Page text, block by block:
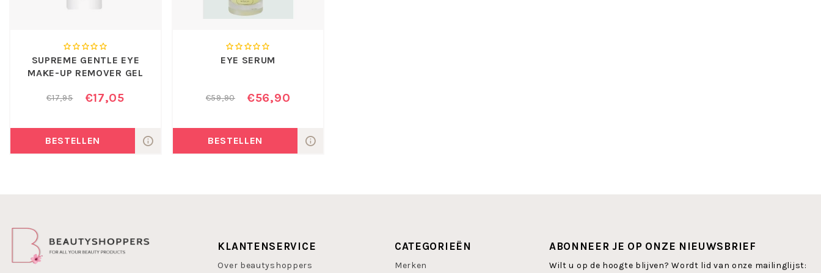
SUPREME GENTLE EYE
MAKE-UP REMOVER GEL
€17,95 €17,05
BESTELLEN
EYE SERUM
€59,90 €56,90
BESTELLEN
KLANTENSERVICE
Over beautyshoppers
CATEGORIEËN
Merken
ABONNEER JE OP ONZE NIEUWSBRIEF
Wilt u op de hoogte blijven? Wordt lid van onze mailinglijst: